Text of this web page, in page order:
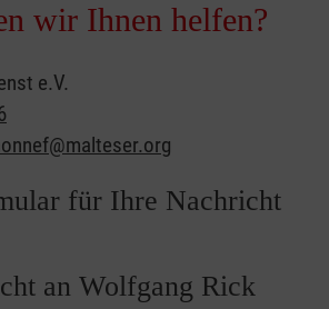
wir Ihnen helfen?
e.V.
für Ihre Nachricht
an Wolfgang Rick